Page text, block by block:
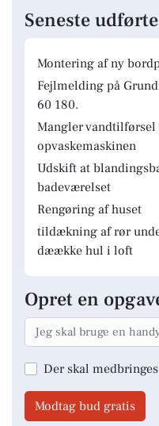
Seneste
Montering af ny
Fejlmelding på
60 180.
Mangler
opvaskemaskinen
Udskift at
badeværelset
Rengøring af huset
tildækning af rør
dæække hul i loft
Opret en
Der skal
Modtag bud gratis